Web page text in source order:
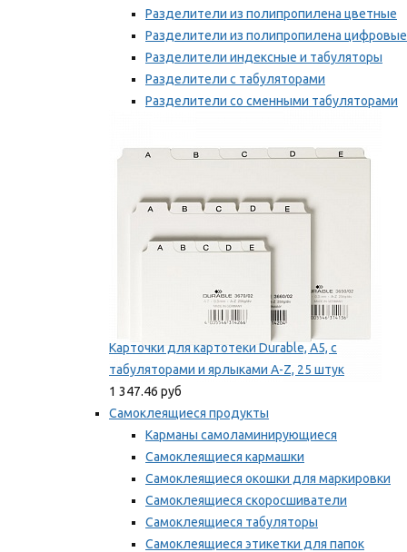
Разделители из полипропилена цветные
Разделители из полипропилена цифровые
Разделители индексные и табуляторы
Разделители с табуляторами
Разделители со сменными табуляторами
Карточки для картотеки Durable, A5, с
табуляторами и ярлыками A-Z, 25 штук
1 347.46 руб
Самоклеящиеся продукты
Карманы самоламинирующиеся
Самоклеящиеся кармашки
Самоклеящиеся окошки для маркировки
Самоклеящиеся скоросшиватели
Самоклеящиеся табуляторы
Самоклеящиеся этикетки для папок